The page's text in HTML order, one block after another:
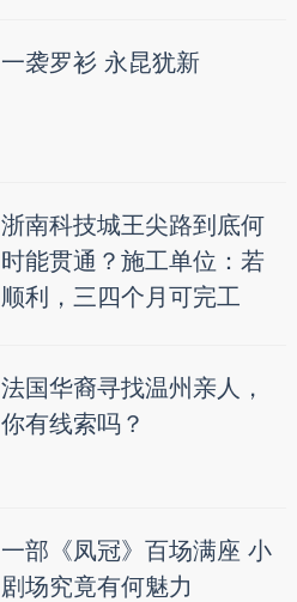
一袭罗衫 永昆犹新
浙南科技城王尖路到底何
时能贯通？施工单位：若
顺利，三四个月可完工
法国华裔寻找温州亲人，
你有线索吗？
一部《凤冠》百场满座 小
剧场究竟有何魅力